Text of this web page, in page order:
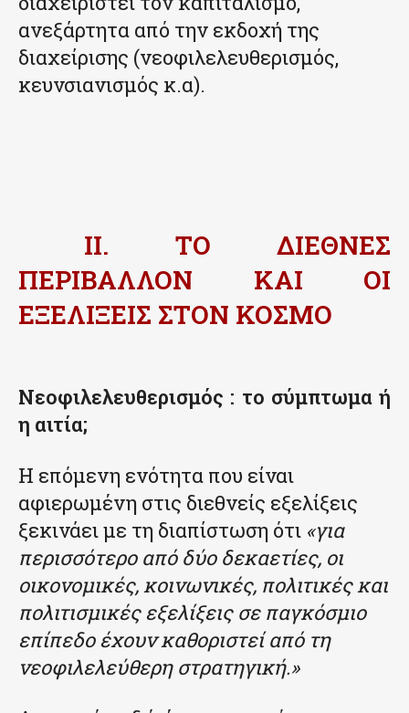
ανεξάρτητα από την εκδοχή της
διαχείρισης (νεοφιλελευθερισμός,
κευνσιανισμός κ.α).
II. ΤΟ ΔΙΕΘΝΕΣ
ΠΕΡΙΒΑΛΛΟΝ ΚΑΙ ΟΙ
ΕΞΕΛΙΞΕΙΣ ΣΤΟΝ ΚΟΣΜΟ
Νεοφιλελευθερισμός : το σύμπτωμα ή
η αιτία;
Η επόμενη ενότητα που είναι
αφιερωμένη στις διεθνείς εξελίξεις
ξεκινάει με τη διαπίστωση ότι «για
περισσότερο από δύο δεκαετίες, οι
οικονομικές, κοινωνικές, πολιτικές και
πολιτισμικές εξελίξεις σε παγκόσμιο
επίπεδο έχουν καθοριστεί από τη
νεοφιλελεύθερη στρατηγική.»